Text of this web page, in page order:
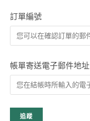
訂單編號
帳單寄送電子郵件地址
追蹤